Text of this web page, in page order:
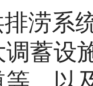
涝系
蓄设